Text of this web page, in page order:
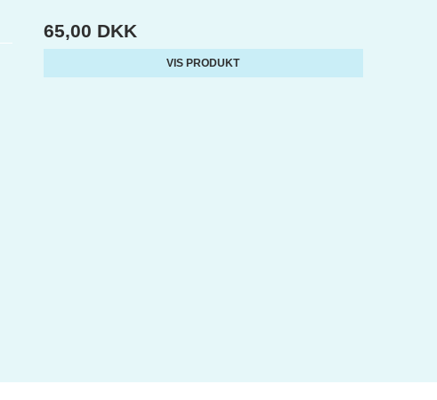
65,00 DKK
VIS PRODUKT